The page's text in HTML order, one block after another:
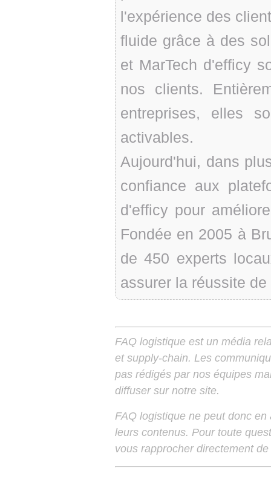
l'expérience des
fluide grâce à des
et MarTech d'efficy
nos clients.
entreprises, elles
activables.
Aujourd'hui, dans
confiance aux
d'efficy pour
Fondée en 2005 à
de 450 experts
assurer la réussite
FAQ logistique est un média
et supply-chain. Les
pas rédigés par nos équipes
diffuser sur notre site.
FAQ logistique ne peut donc
leurs contenus. Pour toute
vous rapprocher directement